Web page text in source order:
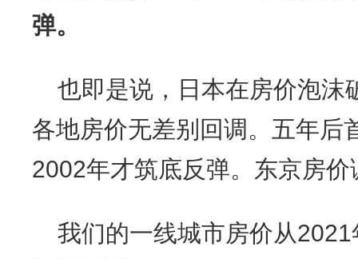
弹。
也即是说，日本在房价泡沫
各地房价无差别回调。五年后
2002年才筑底反弹。东京房
我们的一线城市房价从